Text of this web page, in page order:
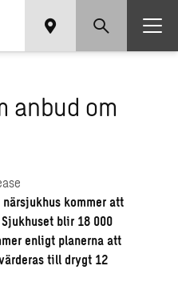
anbud om
kommer att
Sjukhuset blir 18 000
enligt planerna att
till drygt 12